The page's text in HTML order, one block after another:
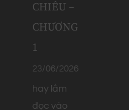
CHIÊU –
CHƯƠNG
1
23/06/2026
hay lắm
đọc vào